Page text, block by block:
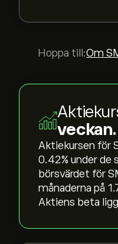
Hoppa till:Om
veckan.
Aktiekursen för
‎0.42‎% under de
börsvärdet för
månaderna på
Aktiens beta